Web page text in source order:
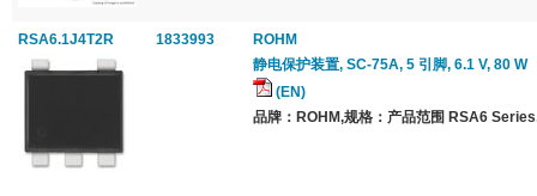
RSA6.1J4T2R 1833993
ROHM
静电保护装置, SC-75A, 5 引脚, 6.1 V, 80 W
(EN)
品牌：ROHM,规格：产品范围 RSA6